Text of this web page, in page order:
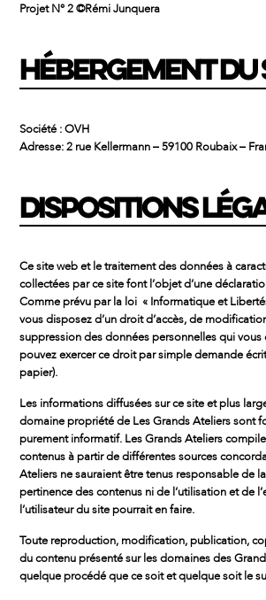
Projet N° 2 ©Rémi Junquera
HÉBERGEMENT DU
Société : OVH
Adresse: 2 rue Kellermann – 59100 Roubaix –
DISPOSITIONS
Ce site web et le traitement des données à
collectées par ce site font l’objet d’une
Comme prévu par la loi « Informatique et
vous disposez d’un droit d’accès, de
suppression des données personnelles qui vous
pouvez exercer ce droit par simple demande
papier).
Les informations diffusées sur ce site et plus
domaine propriété de Les Grands Ateliers sont
purement informatif. Les Grands Ateliers
contenus à partir de différentes sources
Ateliers ne sauraient être tenus responsable de
pertinence des contenus ni de l’utilisation et de
l’utilisateur du site pourrait en faire.
Toute reproduction, modification, publication,
du contenu présenté sur les domaines des
quelque procédé que ce soit et quelque soit le